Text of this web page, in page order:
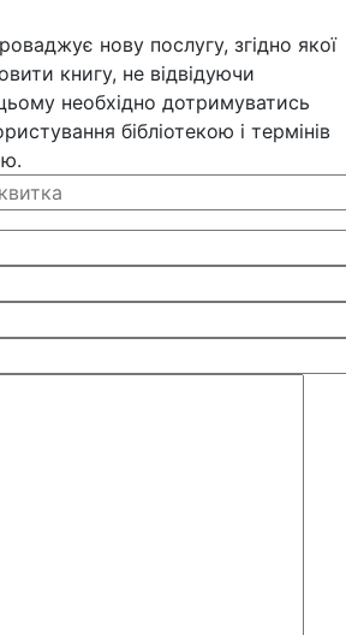
нову послугу, згідно якої
книгу, не відвідуючи
необхідно дотримуватись
бібліотекою і термінів